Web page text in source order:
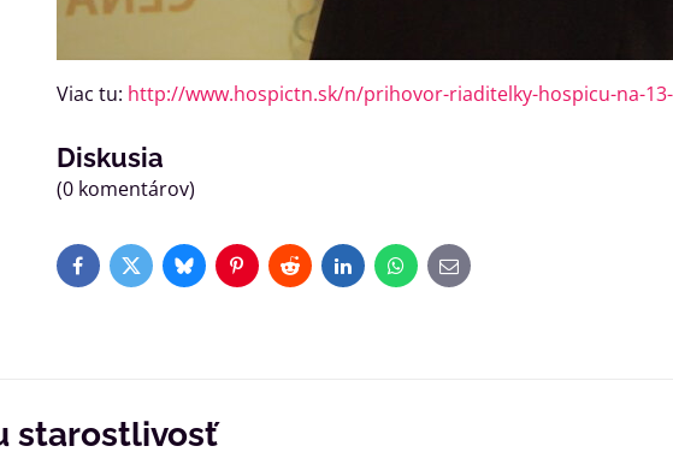
Viac tu: http://www.hospictn.sk/n/prihovor-riaditelky-hospicu-na-
Diskusia
(0 komentárov)
FacebookTwitterBlueskyPinterestRedditLinkedInWhatsApp
E-
mail
starostlivosť